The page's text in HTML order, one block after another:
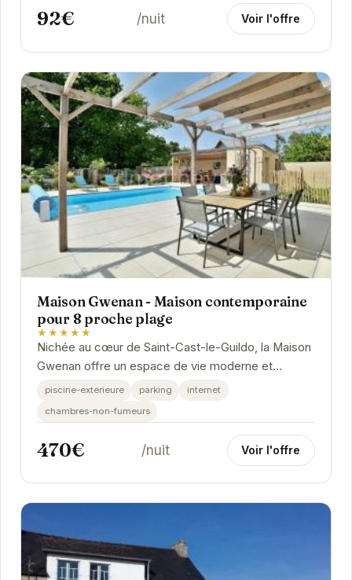
92€ /nuit Voir l'offre
Maison Gwenan - Maison contemporaine
pour 8 proche plage
★★★★★
Nichée au cœur de Saint-Cast-le-Guildo, la Maison
Gwenan offre un espace de vie moderne et
confortable, idéal pour des vacances relaxantes.
piscine-exterieure parking
internet
chambres-non-fumeurs
470€ /nuit Voir l'offre